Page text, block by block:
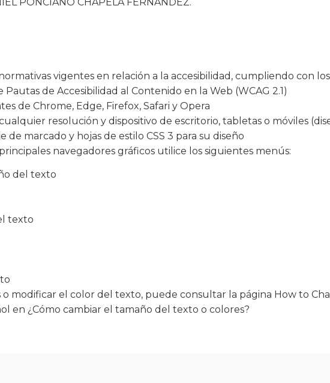
vigentes en relación a la accesibilidad, cumpliendo con
de Accesibilidad al Contenido en la Web (WCAG 2.1)
de Chrome, Edge, Firefox, Safari y Opera
resolución y dispositivo de escritorio, tabletas o móviles
marcado y hojas de estilo CSS 3 para su diseño
navegadores gráficos utilice los siguientes menús:
del texto
texto
modificar el color del texto, puede consultar la página How to
en ¿Cómo cambiar el tamaño del texto o colores?